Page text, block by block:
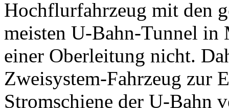
Hochflurfahrzeug mit den
meisten U-Bahn-Tunnel in
einer Oberleitung nicht.
Zweisystem-Fahrzeug zur
Stromschiene der U-Bahn